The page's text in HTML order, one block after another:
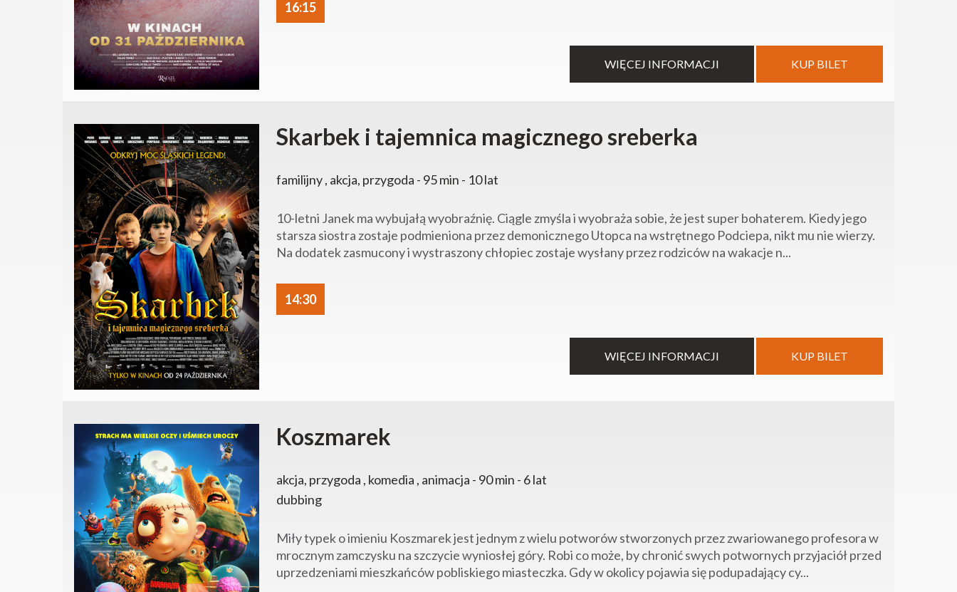
16:15
WIĘCEJ INFORMACJI KUP BILET
Skarbek i tajemnica magicznego sreberka
familijny , akcja, przygoda - 95 min - 10 lat
10-letni Janek ma wybujałą wyobraźnię. Ciągle zmyśla i wyobraża sobie, że jest super bohaterem. Kiedy jego
starsza siostra zostaje podmieniona przez demonicznego Utopca na wstrętnego Podciepa, nikt mu nie wierzy.
Na dodatek zasmucony i wystraszony chłopiec zostaje wysłany przez rodziców na wakacje n...
14:30
WIĘCEJ INFORMACJI KUP BILET
Koszmarek
akcja, przygoda , komedia , animacja - 90 min - 6 lat
dubbing
Miły typek o imieniu Koszmarek jest jednym z wielu potworów stworzonych przez zwariowanego profesora w
mrocznym zamczysku na szczycie wyniosłej góry. Robi co może, by chronić swych potwornych przyjaciół przed
uprzedzeniami mieszkańców pobliskiego miasteczka. Gdy w okolicy pojawia się podupadający cy...